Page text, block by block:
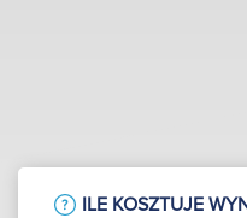
ILE KOSZTUJE